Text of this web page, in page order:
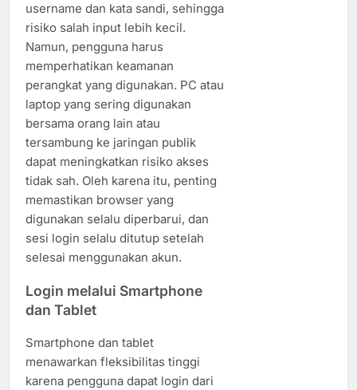
username dan kata sandi, sehingga
risiko salah input lebih kecil.
Namun, pengguna harus
memperhatikan keamanan
perangkat yang digunakan. PC atau
laptop yang sering digunakan
bersama orang lain atau
tersambung ke jaringan publik
dapat meningkatkan risiko akses
tidak sah. Oleh karena itu, penting
memastikan browser yang
digunakan selalu diperbarui, dan
sesi login selalu ditutup setelah
selesai menggunakan akun.
Login melalui Smartphone
dan Tablet
Smartphone dan tablet
menawarkan fleksibilitas tinggi
karena pengguna dapat login dari